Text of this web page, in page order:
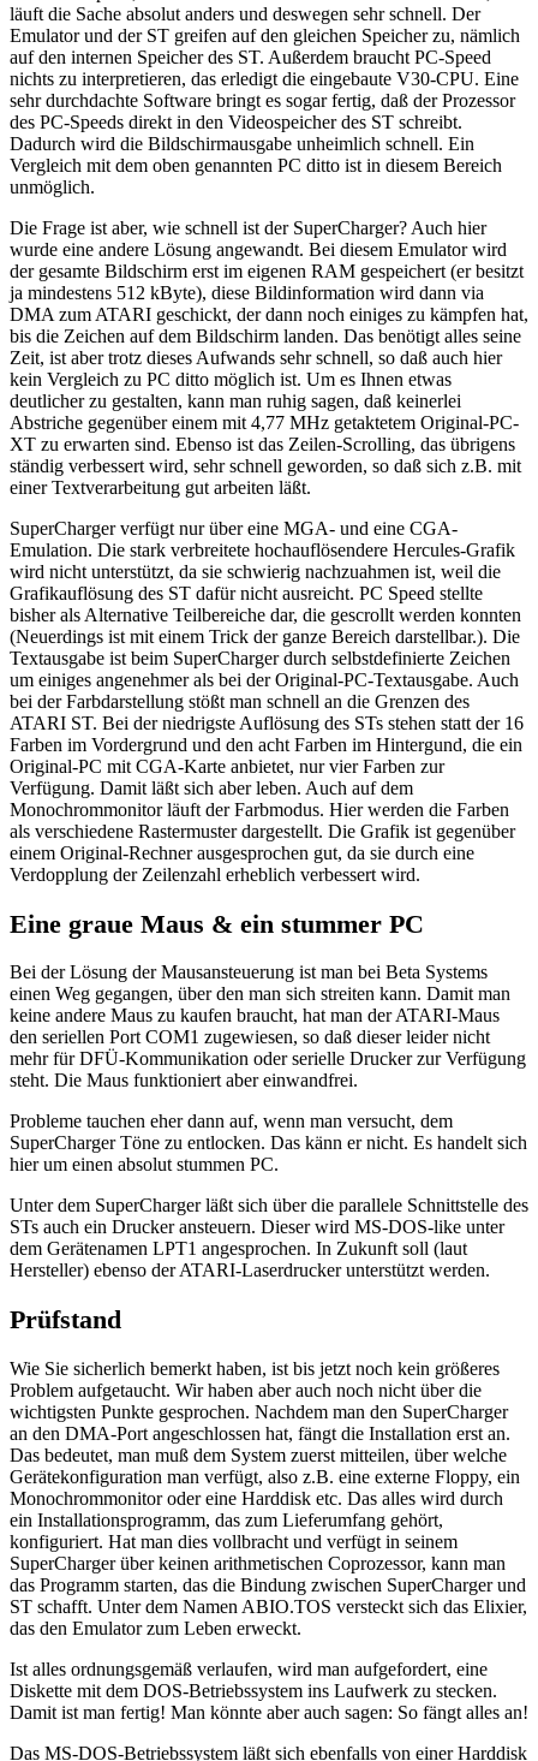
läuft die Sache absolut anders und deswegen sehr schnell. Der
Emulator und der ST greifen auf den gleichen Speicher zu, nämlich
auf den internen Speicher des ST. Außerdem braucht PC-Speed
nichts zu interpretieren, das erledigt die eingebaute V30-CPU. Eine
sehr durchdachte Software bringt es sogar fertig, daß der Prozessor
des PC-Speeds direkt in den Videospeicher des ST schreibt.
Dadurch wird die Bildschirmausgabe unheimlich schnell. Ein
Vergleich mit dem oben genannten PC ditto ist in diesem Bereich
unmöglich.
Die Frage ist aber, wie schnell ist der SuperCharger? Auch hier
wurde eine andere Lösung angewandt. Bei diesem Emulator wird
der gesamte Bildschirm erst im eigenen RAM gespeichert (er besitzt
ja mindestens 512 kByte), diese Bildinformation wird dann via
DMA zum ATARI geschickt, der dann noch einiges zu kämpfen hat,
bis die Zeichen auf dem Bildschirm landen. Das benötigt alles seine
Zeit, ist aber trotz dieses Aufwands sehr schnell, so daß auch hier
kein Vergleich zu PC ditto möglich ist. Um es Ihnen etwas
deutlicher zu gestalten, kann man ruhig sagen, daß keinerlei
Abstriche gegenüber einem mit 4,77 MHz getaktetem Original-PC-
XT zu erwarten sind. Ebenso ist das Zeilen-Scrolling, das übrigens
ständig verbessert wird, sehr schnell geworden, so daß sich z.B. mit
einer Textverarbeitung gut arbeiten läßt.
SuperCharger verfügt nur über eine MGA- und eine CGA-
Emulation. Die stark verbreitete hochauflösendere Hercules-Grafik
wird nicht unterstützt, da sie schwierig nachzuahmen ist, weil die
Grafikauflösung des ST dafür nicht ausreicht. PC Speed stellte
bisher als Alternative Teilbereiche dar, die gescrollt werden konnten
(Neuerdings ist mit einem Trick der ganze Bereich darstellbar.). Die
Textausgabe ist beim SuperCharger durch selbstdefinierte Zeichen
um einiges angenehmer als bei der Original-PC-Textausgabe. Auch
bei der Farbdarstellung stößt man schnell an die Grenzen des
ATARI ST. Bei der niedrigste Auflösung des STs stehen statt der 16
Farben im Vordergrund und den acht Farben im Hintergund, die ein
Original-PC mit CGA-Karte anbietet, nur vier Farben zur
Verfügung. Damit läßt sich aber leben. Auch auf dem
Monochrommonitor läuft der Farbmodus. Hier werden die Farben
als verschiedene Rastermuster dargestellt. Die Grafik ist gegenüber
einem Original-Rechner ausgesprochen gut, da sie durch eine
Verdopplung der Zeilenzahl erheblich verbessert wird.
Eine graue Maus & ein stummer PC
Bei der Lösung der Mausansteuerung ist man bei Beta Systems
einen Weg gegangen, über den man sich streiten kann. Damit man
keine andere Maus zu kaufen braucht, hat man der ATARI-Maus
den seriellen Port COM1 zugewiesen, so daß dieser leider nicht
mehr für DFÜ-Kommunikation oder serielle Drucker zur Verfügung
steht. Die Maus funktioniert aber einwandfrei.
Probleme tauchen eher dann auf, wenn man versucht, dem
SuperCharger Töne zu entlocken. Das känn er nicht. Es handelt sich
hier um einen absolut stummen PC.
Unter dem SuperCharger läßt sich über die parallele Schnittstelle des
STs auch ein Drucker ansteuern. Dieser wird MS-DOS-like unter
dem Gerätenamen LPT1 angesprochen. In Zukunft soll (laut
Hersteller) ebenso der ATARI-Laserdrucker unterstützt werden.
Prüfstand
Wie Sie sicherlich bemerkt haben, ist bis jetzt noch kein größeres
Problem aufgetaucht. Wir haben aber auch noch nicht über die
wichtigsten Punkte gesprochen. Nachdem man den SuperCharger
an den DMA-Port angeschlossen hat, fängt die Installation erst an.
Das bedeutet, man muß dem System zuerst mitteilen, über welche
Gerätekonfiguration man verfügt, also z.B. eine externe Floppy, ein
Monochrommonitor oder eine Harddisk etc. Das alles wird durch
ein Installationsprogramm, das zum Lieferumfang gehört,
konfiguriert. Hat man dies vollbracht und verfügt in seinem
SuperCharger über keinen arithmetischen Coprozessor, kann man
das Programm starten, das die Bindung zwischen SuperCharger und
ST schafft. Unter dem Namen ABIO.TOS versteckt sich das Elixier,
das den Emulator zum Leben erweckt.
Ist alles ordnungsgemäß verlaufen, wird man aufgefordert, eine
Diskette mit dem DOS-Betriebssystem ins Laufwerk zu stecken.
Damit ist man fertig! Man könnte aber auch sagen: So fängt alles an!
Das MS-DOS-Betriebssystem läßt sich ebenfalls von einer Harddisk